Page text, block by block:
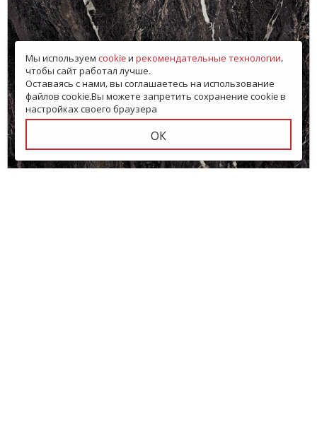
Мы используем cookieи рекомендательные технологии,
чтобы сайт работал лучше.
Оставаясь с нами, вы соглашаетесь на использование
файлов cookie.Вы можете запретить сохранение cookie в
настройках своего браузера
ОК